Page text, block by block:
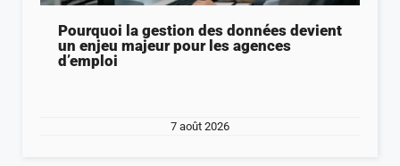
Pourquoi la gestion des données devient
un enjeu majeur pour les agences
d’emploi
7 août 2026